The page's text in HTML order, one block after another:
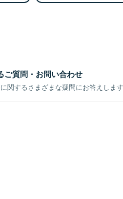
ご質問・お問い合わせ
関するさまざまな疑問にお答えします